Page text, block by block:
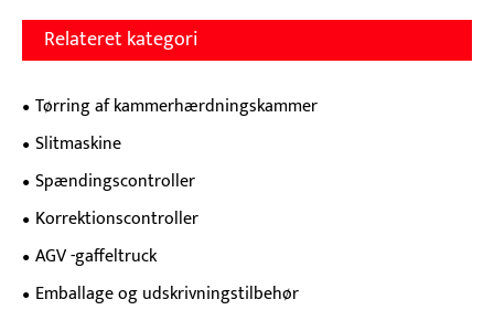
Relateret kategori
Tørring af kammerhærdningskammer
Slitmaskine
Spændingscontroller
Korrektionscontroller
AGV -gaffeltruck
Emballage og udskrivningstilbehør